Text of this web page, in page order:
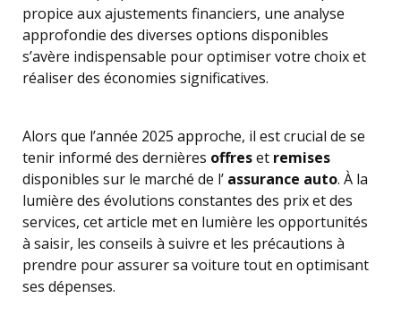
propice aux ajustements financiers, une analyse
approfondie des diverses options disponibles
s’avère indispensable pour optimiser votre choix et
réaliser des économies significatives.
Alors que l’année 2025 approche, il est crucial de se
tenir informé des dernières offreset remises
disponibles sur le marché de l’ assurance auto. À la
lumière des évolutions constantes des prix et des
services, cet article met en lumière les opportunités
à saisir, les conseils à suivre et les précautions à
prendre pour assurer sa voiture tout en optimisant
ses dépenses.